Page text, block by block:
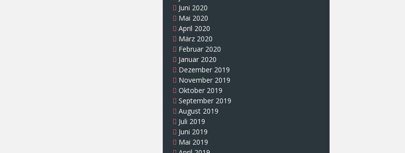
Juni 2020
Mai 2020
April 2020
März 2020
Februar 2020
Januar 2020
Dezember 2019
November 2019
Oktober 2019
September 2019
August 2019
Juli 2019
Juni 2019
Mai 2019